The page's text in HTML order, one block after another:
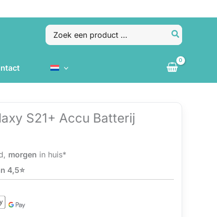
Zoeken
naar:
S21+ Accu Batterij
morgen in huis*
4,5⭐️